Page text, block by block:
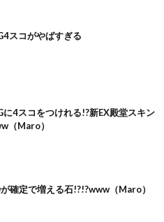
スコがやばすぎる
に4スコをつけれる!?新EX殿堂スキン
（Maro）
が確定で増える石!?!?www（Maro）